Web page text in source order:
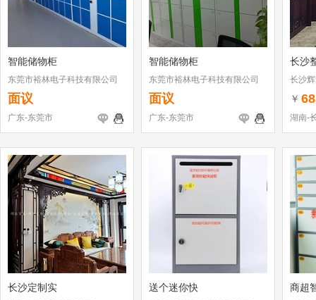
智能储物柜
东莞市裕林电子科技有限公司
面议
广东-东莞市
智能储物柜
东莞市裕林电子科技有限公司
面议
广东-东莞市
长沙
长沙
￥
湖南-
长沙定制实 送个迷你快 商超